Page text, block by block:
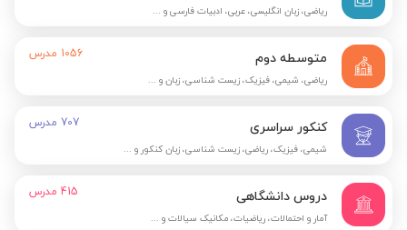
ریاضی، زبان انگلیسی، عربی، ادبیات فارسی و ...
متوسطه دوم
ریاضی، شیمی، فیزیک، زیست شناسی، زبان و ...
1056 مدرس
کنکور سراسری
شیمی، فیزیک، ریاضی، زیست شناسی، زبان کنکور و ...
707 مدرس
دروس دانشگاهی
آمار و احتمالات، ریاضیات، مکانیک سیالات و ...
415 مدرس